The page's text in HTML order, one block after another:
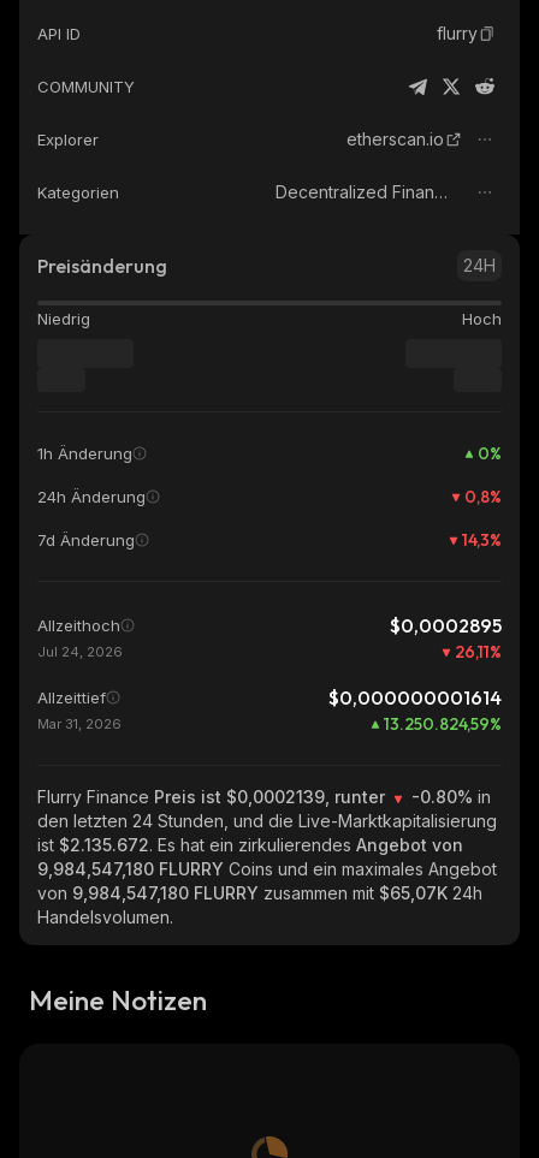
API ID flurry
COMMUNITY
Explorer etherscan.io
Kategorien Decentralized Finance (DeFi)
Preisänderung 24H
Niedrig Hoch
1h Änderung 0%
24h Änderung 0,8%
7d Änderung 14,3%
Allzeithoch $0,0002895
Jul 24, 2026 26,11%
Allzeittief $0,000000001614
Mar 31, 2026 13.250.824,59%
Flurry Finance Preis ist $0,0002139, runter -0.80% in
den letzten 24 Stunden, und die Live-Marktkapitalisierung
ist $2.135.672. Es hat ein zirkulierendes Angebot von
9,984,547,180 FLURRY Coins und ein maximales Angebot
von 9,984,547,180 FLURRY zusammen mit $65,07K 24h
Handelsvolumen.
Meine Notizen